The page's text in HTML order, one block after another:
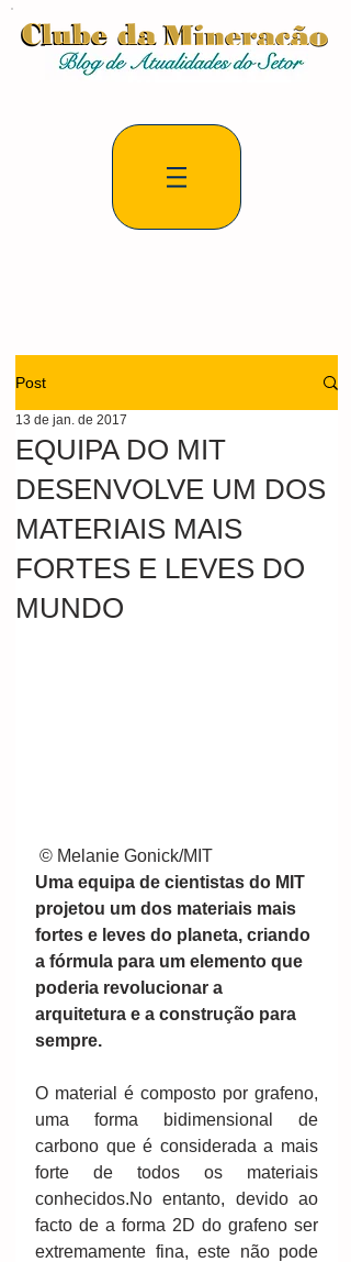
Post
EQUIPA DO MIT
DESENVOLVE UM DOS
MATERIAIS MAIS
FORTES E LEVES DO
MUNDO
13 de jan. de 2017
© Melanie Gonick/MIT
Uma equipa de cientistas do MIT
projetou um dos materiais mais
fortes e leves do planeta, criando
a fórmula para um elemento que
poderia revolucionar a
arquitetura e a construção para
sempre.
O material é composto por grafeno,
uma forma bidimensional de
carbono que é considerada a mais
forte de todos os materiais
conhecidos.No entanto, devido ao
facto de a forma 2D do grafeno ser
extremamente fina, este não pode